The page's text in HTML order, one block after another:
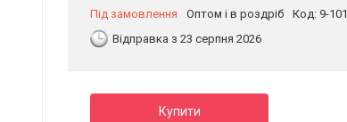
Під замовлення Оптом і в роздріб Код: 9-101
Відправка з 23 серпня 2026
Купити